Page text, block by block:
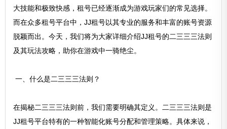
大技能和极致快感，租号已经逐渐成为游戏玩家们的常见选择。
而在众多租号平台中，JJ租号以其专业的服务和丰富的账号资源
脱颖而出。今天，我们将为大家详细介绍JJ租号的二三三三法则
及其玩法攻略，助你在游戏中一骑绝尘。
一、什么是二三三三法则？
在揭秘二三三三法则前，我们需要明确其定义。二三三三法则是
JJ租号平台特有的一种智能化账号分配和管理策略。具体来说，